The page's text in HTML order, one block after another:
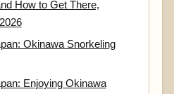
How to Get There,
Okinawa Snorkeling
Enjoying Okinawa